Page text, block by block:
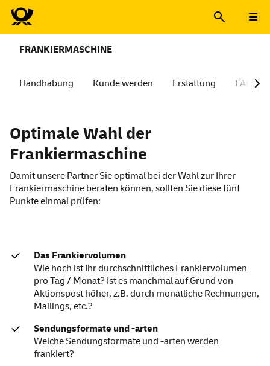
FRANKIERMASCHINE
Handhabung Kunde werden Erstattung FAQ
Optimale Wahl der
Frankiermaschine
Damit unsere Partner Sie optimal bei der Wahl zur Ihrer
Frankiermaschine beraten können, sollten Sie diese fünf
Punkte einmal prüfen:
Das Frankiervolumen
Wie hoch ist Ihr durchschnittliches Frankiervolumen
pro Tag / Monat? Ist es manchmal auf Grund von
Aktionspost höher, z.B. durch monatliche Rechnungen,
Mailings, etc.?
Sendungsformate und -arten
Welche Sendungsformate und -arten werden
frankiert?